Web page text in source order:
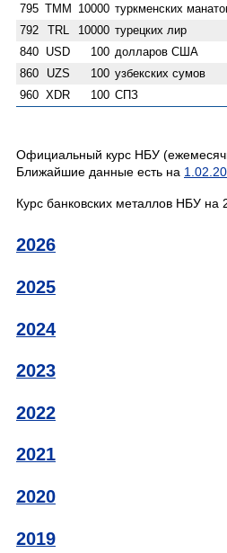
795 TMM 10000 туркменских
792 TRL 10000 турецких лир
840 USD 100 долларов США
860 UZS 100 узбекских сумов
960 XDR 100 СПЗ
Официальный курс НБУ
Ближайшие данные есть на
Курс банковских металлов НБУ на
2026
2025
2024
2023
2022
2021
2020
2019